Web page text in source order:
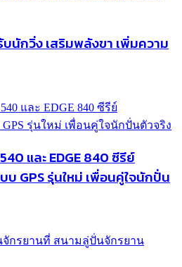
นักวิ่ง เสริมพลังขา เพิ่มความ
และ EDGE 840 ซีรีย์
GPS รุ่นใหม่ เพื่อนคู่ใจนักปั่น